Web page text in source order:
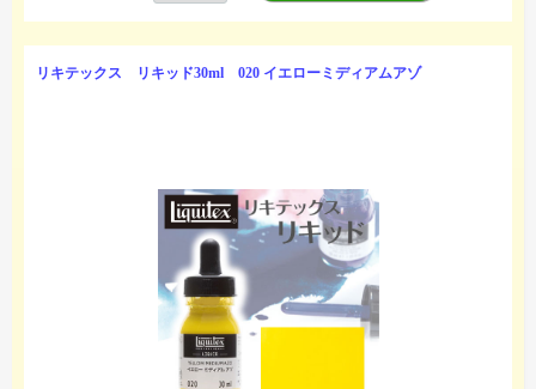
リキテックス リキッド30ml 020 イエローミディアムアゾ